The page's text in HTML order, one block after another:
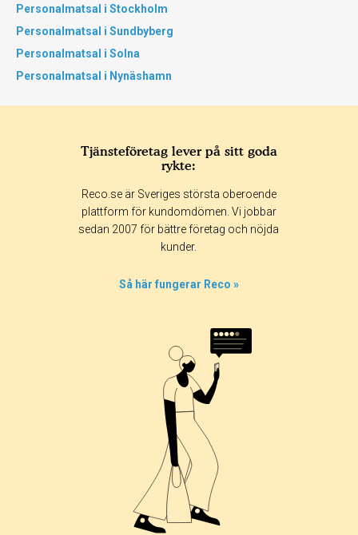
Personalmatsal i Stockholm
Personalmatsal i Sundbyberg
Personalmatsal i Solna
Personalmatsal i Nynäshamn
Tjänsteföretag lever på sitt goda
rykte:
Reco.se är Sveriges största oberoende
plattform för kundomdömen. Vi jobbar
sedan 2007 för bättre företag och nöjda
kunder.
Så här fungerar Reco »